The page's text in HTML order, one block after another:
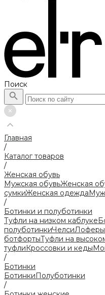
Поиск
Главная
/
Каталог товаров
/
Женская обувь
Мужская обувьЖенская
сумкиЖенская одежда
/
Ботинки и полуботинки
Туфли на низком каблуке
полуботинкиЧелсиЛоферы
ботфортыТуфли на
туфлиКроссовки и кеды
/
Ботинки
БотинкиПолуботинки
/